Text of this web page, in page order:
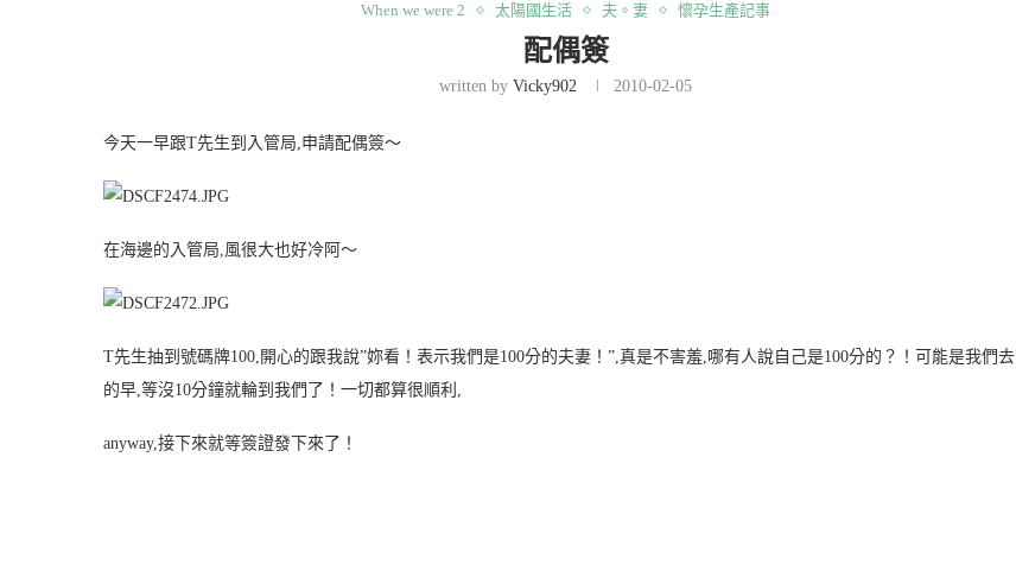
When we were 2 太陽國生活 夫。妻 懷孕生產記事
配偶簽
written byVicky902 2010-02-05
今天一早跟T先生到入管局,申請配偶簽～
在海邊的入管局,風很大也好冷阿～
T先生抽到號碼牌100,開心的跟我說”妳看！表示我們是100分的夫妻！”,真是不害羞,哪有人說自己是100分的？！可能是我們去
的早,等沒10分鐘就輪到我們了！一切都算很順利,
anyway,接下來就等簽證發下來了！